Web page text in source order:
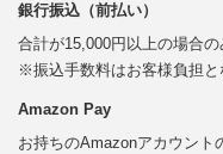
銀行振込（前払い）
合計が15,000円以上の場合の
※振込手数料はお客様負担と
Amazon Pay
お持ちのAmazonアカウント